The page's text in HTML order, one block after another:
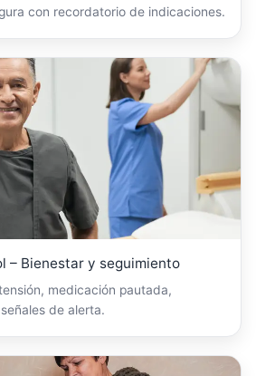
con recordatorio de indicaciones.
– Bienestar y seguimiento
medicación pautada,
de alerta.